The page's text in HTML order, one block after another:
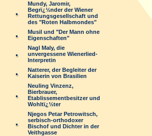
Mundy, Jaromir,
Begrï¿½nder der Wiener
Rettungsgesellschaft und
des "Roten Halbmondes"
Musil und "Der Mann ohne
Eigenschaften"
Nagl Maly, die
unvergessene Wienerlied-
Interpretin
Natterer, der Begleiter der
Kaiserin von Brasilien
Neuling Vinzenz,
Bierbrauer,
Etablissementbesitzer und
Wohltï¿½ter
Njegos Petar Petrowitsch,
serbisch-orthodoxer
Bischof und Dichter in der
Veithgasse